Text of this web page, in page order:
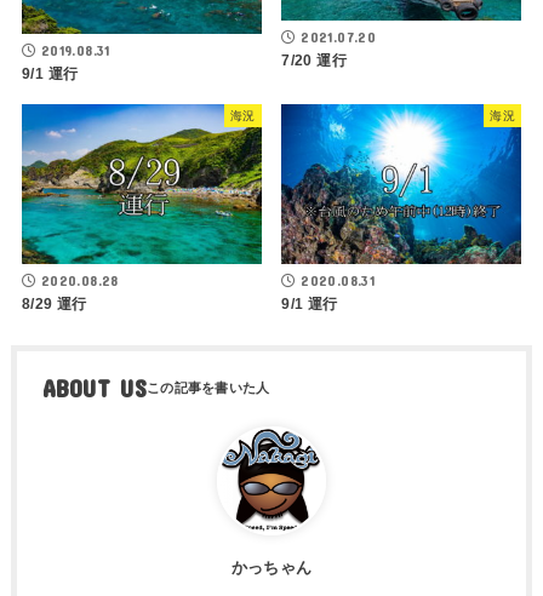
2019.08.31
9/1 運行
2021.07.20
7/20 運行
海況
2020.08.28
8/29 運行
海況
2020.08.31
9/1 運行
ABOUT US
かっちゃん